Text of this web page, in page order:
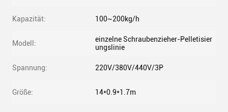
Kapazität: 100~200kg/h
Modell:
einzelne Schraubenzieher-Pelletisier
ungslinie
Spannung: 220V/380V/440V/3P
Größe: 14*0.9*1.7m